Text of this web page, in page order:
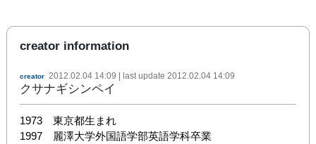
creator information
creator 2012.02.04 14:09 | last update 2012.02.04 14:09
クサナギシンペイ
1973　東京都生まれ
1997　麗澤大学外国語学部英語学科卒業